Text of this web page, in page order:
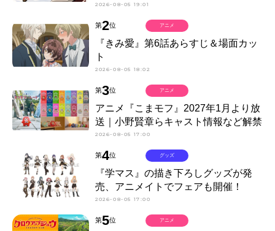
2026-08-05 19:01
第2位
『きみ愛』第6話あらすじ＆場面カッ
ト
2026-08-05 18:02
アニメ
第3位
アニメ『こまモフ』2027年1月より放
送｜小野賢章らキャスト情報など解禁
2026-08-05 17:00
アニメ
第4位
『学マス』の描き下ろしグッズが発
売、アニメイトでフェアも開催！
2026-08-05 17:00
グッズ
第5位 アニメ